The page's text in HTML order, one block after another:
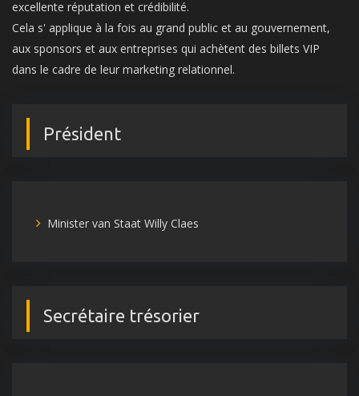
excellente réputation et crédibilité.
Cela s' applique à la fois au grand public et au gouvernement,
aux sponsors et aux entreprises qui achètent des billets VIP
dans le cadre de leur marketing relationnel.
Président
Minister van Staat Willy Claes
Secrétaire trésorier